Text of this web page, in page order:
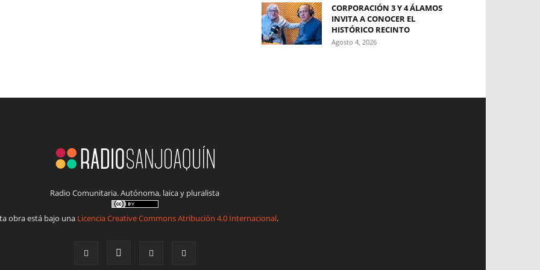
CORPORACIÓN 3 Y 4 ÁLAMOS
INVITA A CONOCER EL
HISTÓRICO RECINTO
Agosto 4, 2026
Radio Comunitaria. Autónoma, laica y pluralista
obra está bajo una Licencia Creative Commons Atribución 4.0 Internacional.